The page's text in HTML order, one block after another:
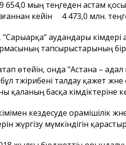
654,0 мың теңгеден астам
кейін 4 473,0 млн.
аудандары
тапсырыстарының бір
өтейін, онда "Астана –
тәжірибені талдау қажет
қаланың басқа әкімдіктеріне
кездесуде орамішілік
жүргізу мүмкіндігін